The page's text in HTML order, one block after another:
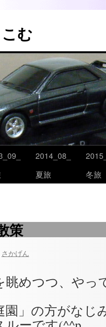
む
2014_08_
夏旅
冬旅
策
さかげん
眺めつつ、やっ
園」の方がなじ